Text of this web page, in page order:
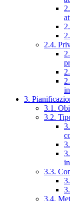
2.4.
3.
3.1.
3.2.
3.3.
3.4.